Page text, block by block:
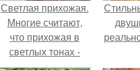
Светлая прихожая.
Многие считают,
что прихожая в
светлых тонах -
решение не